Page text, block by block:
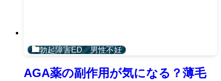
勃起障害ED 男性不妊
AGA薬の副作用が気になる？薄毛